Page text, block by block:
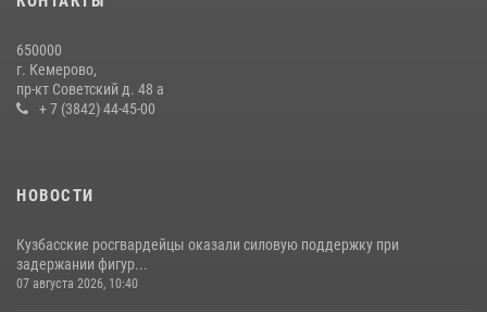
с покупками
20 июля 2026, 08:52
650000
г. Кемерово,
пр-кт Советский д. 48 а
+ 7 (3842) 44-45-00
НОВОСТИ
Кузбасские росгвардейцы оказали силовую поддержку при
задержании фигур...
07 августа 2026, 10:40